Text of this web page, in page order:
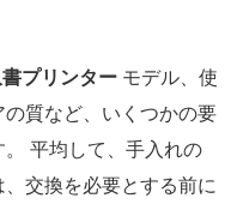
プリンター モデル、使
質など、いくつかの要
平均して、手入れの
交換を必要とする前に